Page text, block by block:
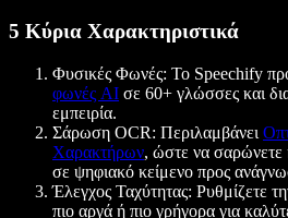
5 Κύρια Χαρακτηριστικά
Φυσικές Φωνές: Το Speechify
φωνές AI σε 60+ γλώσσες και
εμπειρία.
Σάρωση OCR: Περιλαμβάνει
Χαρακτήρων, ώστε να σαρώνετε
σε ψηφιακό κείμενο προς
Έλεγχος Ταχύτητας: Ρυθμίζετε
πιο αργά ή πιο γρήγορα για